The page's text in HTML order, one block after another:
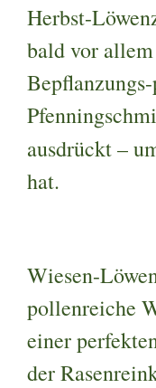
Herbst-
bald vor
ausdrückt –
hat.
Wiesen-
pollenreiche
einer
der